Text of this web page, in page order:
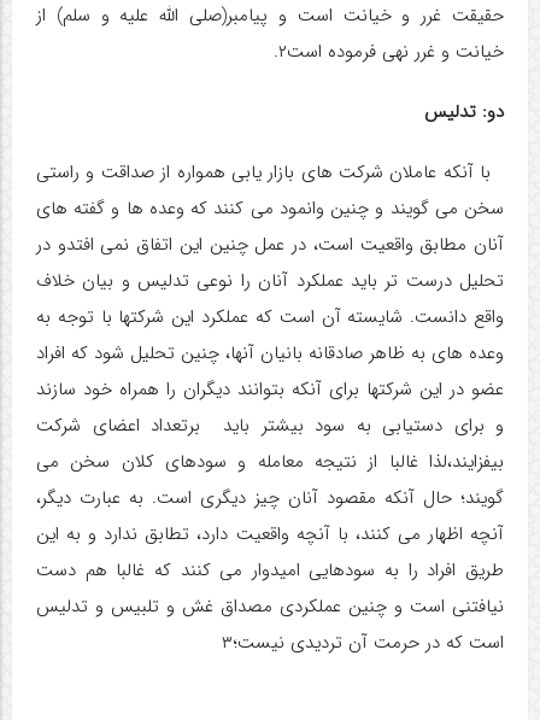
حقیقت غرر و خیانت است و پیامبر(صلی الله علیه و سلم) از
خیانت و غرر نهی فرموده است۲.
دو: تدلیس
با آنکه عاملان شرکت های بازار یابی همواره از صداقت و راستی
سخن می گویند و چنین وانمود می کنند که وعده ها و گفته های
آنان مطابق واقعیت است، در عمل چنین این اتفاق نمی افتدو در
تحلیل درست تر باید عملکرد آنان را نوعی تدلیس و بیان خلاف
واقع دانست. شایسته آن است که عملکرد این شرکتها با توجه به
وعده های به ظاهر صادقانه بانیان آنها، چنین تحلیل شود که افراد
عضو در این شرکتها برای آنکه بتوانند دیگران را همراه خود سازند
و برای دستیابی به سود بیشتر باید برتعداد اعضای شرکت
بیفزایند،لذا غالبا از نتیجه معامله و سودهای کلان سخن می
گویند؛ حال آنکه مقصود آنان چیز دیگری است. به عبارت دیگر،
آنچه اظهار می کنند، با آنچه واقعیت دارد، تطابق ندارد و به این
طریق افراد را به سودهایی امیدوار می کنند که غالبا هم دست
نیافتنی است و چنین عملکردی مصداق غش و تلبیس و تدلیس
است که در حرمت آن تردیدی نیست؛۳